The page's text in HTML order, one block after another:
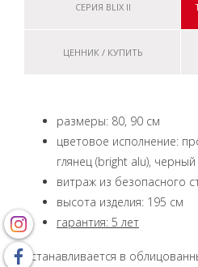
СЕРИЯ BLIX II
ЦЕННИК / КУПИТЬ
размеры: 80, 90 см
цветовое исполнение:
глянец (bright alu), черный
витраж из безопасного
высота изделия: 195 см
гарантия: 5 лет
Устанавливается в